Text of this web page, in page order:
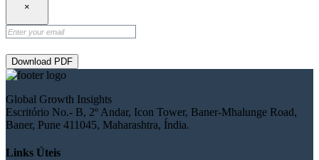
×
Download PDF
Global Growth Insights
Escritório No.- B, 2º Andar, Icon Tower, Baner-Mhalunge Road,
Baner, Pune 411045, Maharashtra, Índia.
Links Úteis